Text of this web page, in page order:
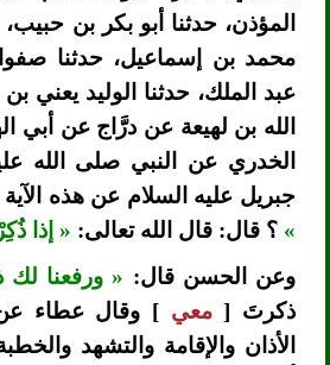
المؤذن، حدثنا أبو بكر بن
محمد بن إسماعيل، حدثنا
عبد الملك، حدثنا الوليد يعني
الله بن لهيعة عن درَّاج عن أبي
الخدري عن النبي صلى الله
جبريل عليه السلام عن هذه الآية
» ؟ قال: قال الله تعالى: « إذا
وعن الحسن قال: « ورفعنا
ذكرتَ [معي ] وقال عطاء
الأذان والإقامة والتشهد